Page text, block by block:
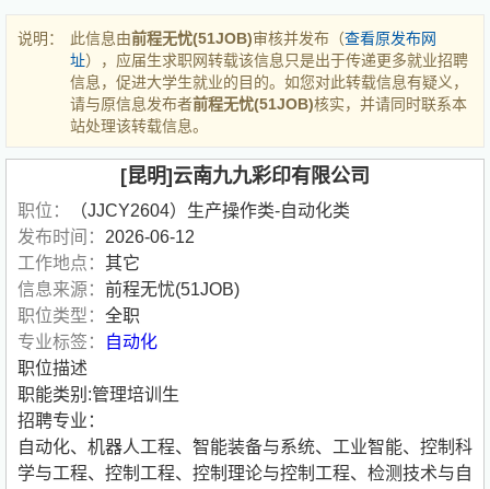
说明： 此信息由前程无忧(51JOB)审核并发布（查看原发布网
址），应届生求职网转载该信息只是出于传递更多就业招聘
信息，促进大学生就业的目的。如您对此转载信息有疑义，
请与原信息发布者前程无忧(51JOB)核实，并请同时联系本
站处理该转载信息。
[昆明]云南九九彩印有限公司
职位：
（JJCY2604）生产操作类-自动化类
发布时间： 2026-06-12
工作地点： 其它
信息来源： 前程无忧(51JOB)
职位类型： 全职
专业标签：
自动化
职位描述
职能类别:管理培训生
招聘专业：
自动化、机器人工程、智能装备与系统、工业智能、控制科
学与工程、控制工程、控制理论与控制工程、检测技术与自